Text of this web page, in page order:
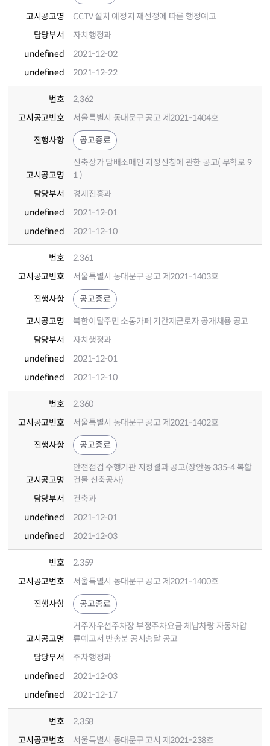
고시공고명
CCTV 설치 예정지 재선정에 따른 행정예고
담당부서
자치행정과
undefined
2021-12-02
undefined
2021-12-22
번호
2,362
고시공고번호
서울특별시 동대문구 공고 제2021-1404호
진행사항 공고종료
고시공고명
신축상가 담배소매인 지정신청에 관한 공고( 무학로 9
1 )
담당부서
경제진흥과
undefined
2021-12-01
undefined
2021-12-10
번호
2,361
고시공고번호
서울특별시 동대문구 공고 제2021-1403호
진행사항 공고종료
고시공고명
북한이탈주민 소통카페 기간제근로자 공개채용 공고
담당부서
자치행정과
undefined
2021-12-01
undefined
2021-12-10
번호
2,360
고시공고번호
서울특별시 동대문구 공고 제2021-1402호
진행사항 공고종료
고시공고명
안전점검 수행기관 지정결과 공고(장안동 335-4 복합
건물 신축공사)
담당부서
건축과
undefined
2021-12-01
undefined
2021-12-03
번호
2,359
고시공고번호
서울특별시 동대문구 공고 제2021-1400호
진행사항 공고종료
고시공고명
거주자우선주차장 부정주차요금 체납차량 자동차압
류예고서 반송분 공시송달 공고
담당부서
주차행정과
undefined
2021-12-03
undefined
2021-12-17
번호
2,358
고시공고번호
서울특별시 동대문구 고시 제2021-238호